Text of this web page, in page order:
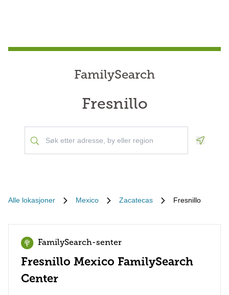
FamilySearch
Fresnillo
Alle lokasjoner Mexico Zacatecas Fresnillo
FamilySearch-senter
Fresnillo Mexico FamilySearch
Center